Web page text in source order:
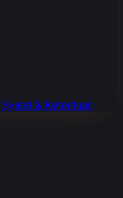
Syarat & Ketentuan